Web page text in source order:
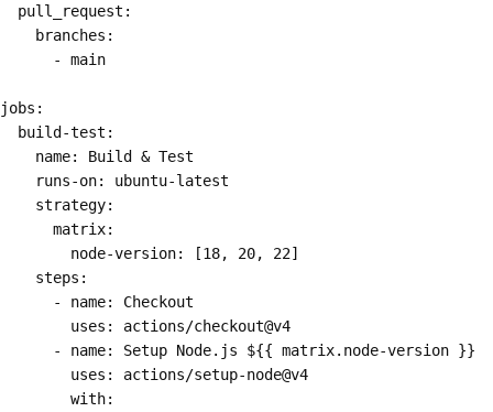
  pull_request:
    branches:
      - main
jobs:
  build-test:
    name: Build & Test
    runs-on: ubuntu-latest
    strategy:
      matrix:
        node-version: [18, 20, 22]
    steps:
      - name: Checkout
        uses: actions/checkout@v4
      - name: Setup Node.js ${{ matrix.node-version }}
        uses: actions/setup-node@v4
        with: